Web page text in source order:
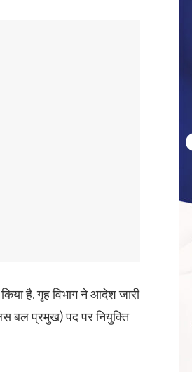
है. गृह विभाग ने आदेश जारी
बल प्रमुख) पद पर नियुक्ति